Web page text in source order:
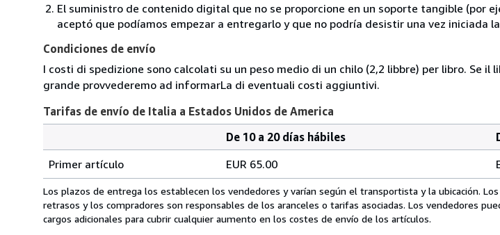
El suministro de contenido digital que no se proporcione en un soporte tangible (por
aceptó que podíamos empezar a entregarlo y que no podría desistir una vez iniciada
Condiciones de envío
I costi di spedizione sono calcolati su un peso medio di un chilo (2,2 libbre) per libro. Se
grande provvederemo ad informarLa di eventuali costi aggiuntivi.
Tarifas de envío de Italia a Estados Unidos de America
de
envío
de
Italia
pedido
De 10 a 20 días hábiles
Primer artículo
EUR 65.00
Los plazos de entrega los establecen los vendedores y varían según el transportista y la ubicación.
retrasos y los compradores son responsables de los aranceles o tarifas asociadas. Los vendedores
cargos adicionales para cubrir cualquier aumento en los costes de envío de los artículos.